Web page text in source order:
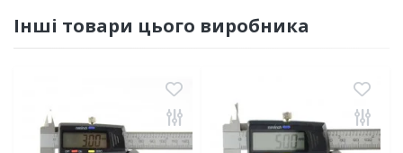
Інші товари цього виробника